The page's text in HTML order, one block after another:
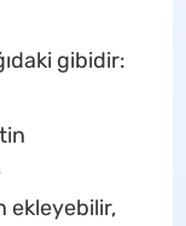
gibidir:
ekleyebilir,